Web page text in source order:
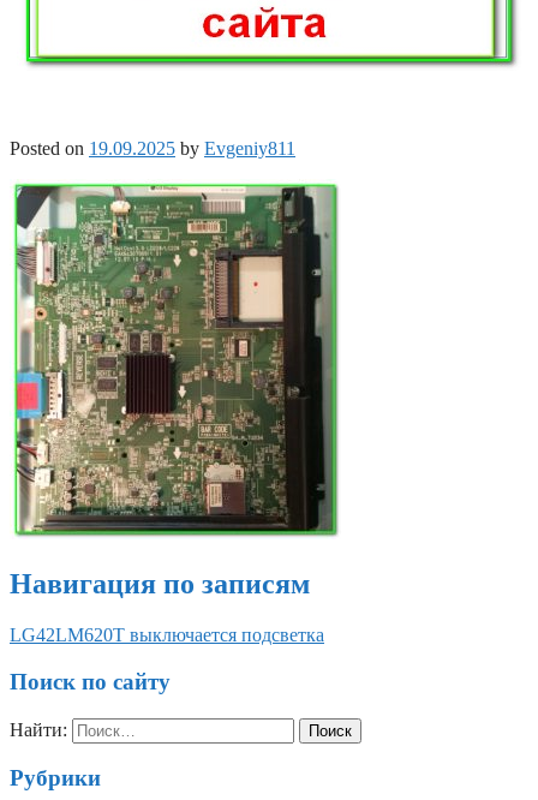
Posted on 19.09.2025 by Evgeniy811
Навигация по записям
LG42LM620T выключается подсветка
Поиск по сайту
Найти:
Рубрики